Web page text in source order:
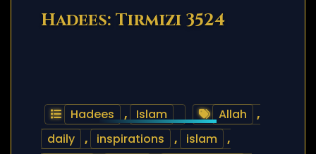
Hadees: Tirmizi 3524
Hadees , Islam Allah
,
daily
, inspirations , islam
,